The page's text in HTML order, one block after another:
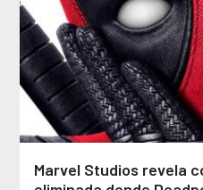
Marvel Studios revela